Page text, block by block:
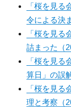
「桜を見
令による決
「桜を見る
詰まった（
「桜を見
算日」の誤
「桜を見
理と考察（